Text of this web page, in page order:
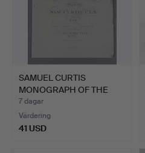
SAMUEL CURTIS
MONOGRAPH OF THE
GENUS CAMEL…
7 dagar
Värdering
41 USD